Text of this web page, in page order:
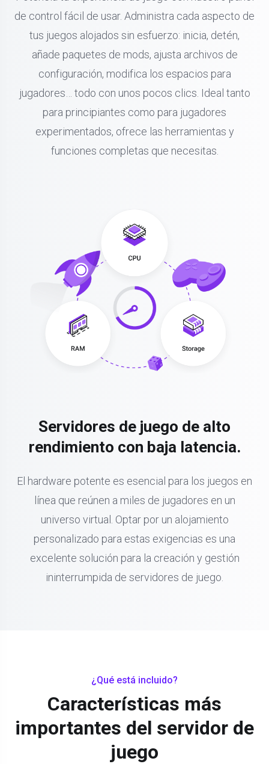
de control fácil de usar. Administra cada aspecto de
tus juegos alojados sin esfuerzo: inicia, detén,
añade paquetes de mods, ajusta archivos de
configuración, modifica los espacios para
jugadores… todo con unos pocos clics. Ideal tanto
para principiantes como para jugadores
experimentados, ofrece las herramientas y
funciones completas que necesitas.
Servidores de juego de alto
rendimiento con baja latencia.
El hardware potente es esencial para los juegos en
línea que reúnen a miles de jugadores en un
universo virtual. Optar por un alojamiento
personalizado para estas exigencias es una
excelente solución para la creación y gestión
ininterrumpida de servidores de juego.
¿Qué está incluido?
Características más
importantes del servidor de
juego